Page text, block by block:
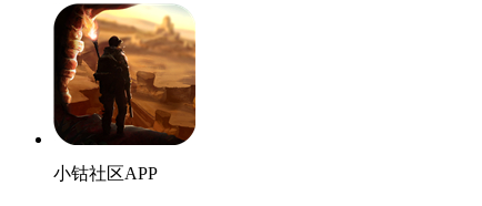
小钴社区APP